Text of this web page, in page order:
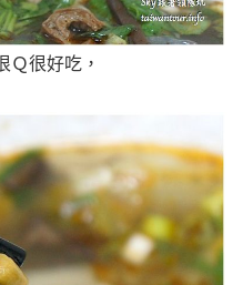
Ｑ很好吃，